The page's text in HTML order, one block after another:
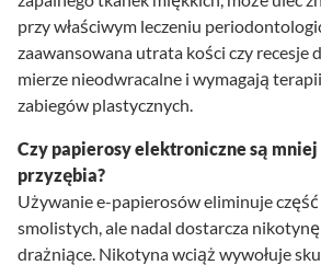
przy właściwym leczeniu
zaawansowana utrata kości czy recesje
mierze nieodwracalne i wymagają
zabiegów plastycznych.
Czy papierosy elektroniczne są
przyzębia?
Używanie e-papierosów eliminuje
smolistych, ale nadal dostarcza
drażniące. Nikotyna wciąż wywołuje